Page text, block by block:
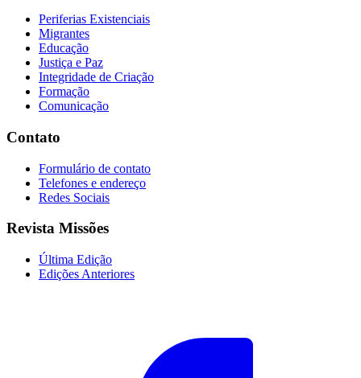
Periferias Existenciais
Migrantes
Educação
Justiça e Paz
Integridade de Criação
Formação
Comunicação
Contato
Formulário de contato
Telefones e endereço
Redes Sociais
Revista Missões
Última Edição
Edições Anteriores